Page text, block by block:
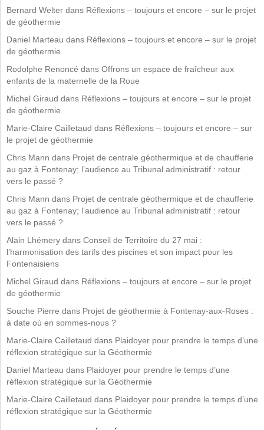
Bernard Welter dans Réflexions – toujours et encore – sur le projet
de géothermie
Daniel Marteau dans Réflexions – toujours et encore – sur le projet
de géothermie
Rodolphe Renoncé dans Offrons un espace de fraîcheur aux
enfants de la maternelle de la Roue
Michel Giraud dans Réflexions – toujours et encore – sur le projet
de géothermie
Marie-Claire Cailletaud dans Réflexions – toujours et encore – sur
le projet de géothermie
Chris Mann dans Projet de centrale géothermique et de chaufferie
au gaz à Fontenay; l’audience au Tribunal administratif : retour
vers le passé ?
Chris Mann dans Projet de centrale géothermique et de chaufferie
au gaz à Fontenay; l’audience au Tribunal administratif : retour
vers le passé ?
Alain Lhémery dans Conseil de Territoire du 27 mai :
l’harmonisation des tarifs des piscines et son impact pour les
Fontenaisiens
Michel Giraud dans Réflexions – toujours et encore – sur le projet
de géothermie
Souche Pierre dans Projet de géothermie à Fontenay-aux-Roses :
à date où en sommes-nous ?
Marie-Claire Cailletaud dans Plaidoyer pour prendre le temps d’une
réflexion stratégique sur la Géothermie
Daniel Marteau dans Plaidoyer pour prendre le temps d’une
réflexion stratégique sur la Géothermie
Marie-Claire Cailletaud dans Plaidoyer pour prendre le temps d’une
réflexion stratégique sur la Géothermie